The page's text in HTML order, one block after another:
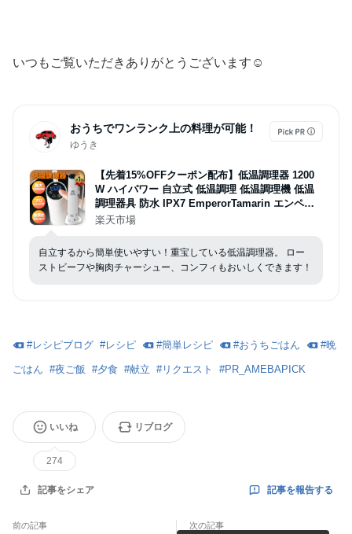
いつもご覧いただきありがとうございます☺︎
おうちでワンランク上の料理が可能！
ゆうき
【先着15%OFFクーポン配布】低温調理器 1200
W ハイパワー 自立式 低温調理 低温調理機 低温
調理器具 防水 IPX7 EmperorTamarin エンペラ
ータマリン スロークッカー タイマー 温度設定 タ
ーフ レシピ キッチン家電 ギフト
楽天市場
自立するから簡単使いやすい！重宝している低温調理器。 ロー
ストビーフや胸肉チャーシュー、コンフィもおいしくできます！
#レシピブログ #レシピ #簡単レシピ #おうちごはん #晩
ごはん #夜ご飯 #夕食 #献立 #リクエスト #PR_AMEBAPICK
いいね
274
リブログ
記事をシェア 記事を報告する
前の記事 次の記事